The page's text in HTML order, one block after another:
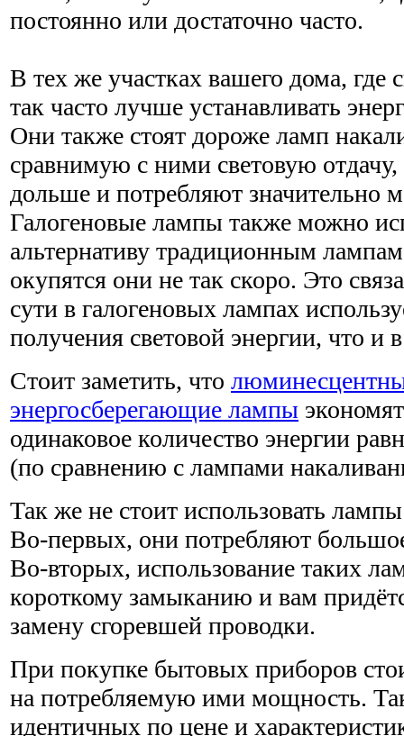
постоянно или достаточно часто.
В тех же участках вашего дома, где
так часто лучше устанавливать
Они также стоят дороже ламп
сравнимую с ними световую отдачу,
дольше и потребляют значительно
Галогеновые лампы также можно
альтернативу традиционным
окупятся они не так скоро. Это
сути в галогеновых лампах
получения световой энергии, что и
Стоит заметить, что
энергосберегающие лампы
одинаковое количество энергии
(по сравнению с лампами
Так же не стоит использовать
Во-первых, они потребляют
Во-вторых, использование таких
короткому замыканию и вам
замену сгоревшей проводки.
При покупке бытовых приборов
на потребляемую ими мощность.
идентичных по цене и